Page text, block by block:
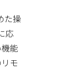
た操
応
能
モ